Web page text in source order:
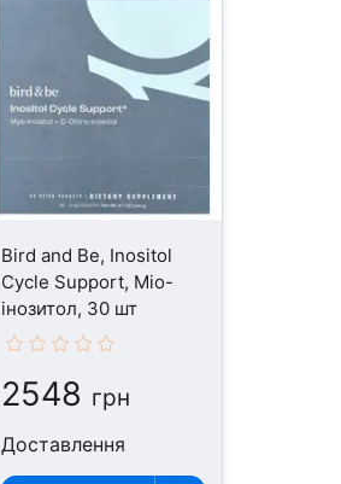
Bird and Be, Inositol
Cycle Support, Міо-
інозитол, 30 шт
2548 грн
Доставлення